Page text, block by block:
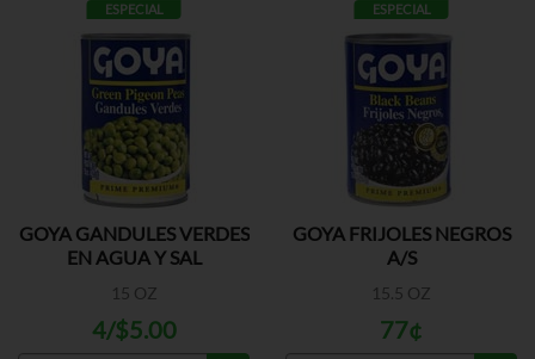
ESPECIAL
GOYA GANDULES VERDES
EN AGUA Y SAL
15 OZ
4/$5.00
ESPECIAL
GOYA FRIJOLES NEGROS
A/S
15.5 OZ
77¢